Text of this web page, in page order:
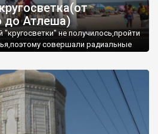
до Атлеша)
не получилось,пройти
совершали радиальные